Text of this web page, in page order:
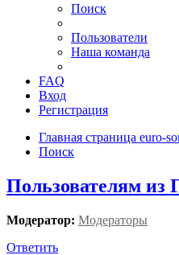
Поиск
Пользователи
Наша команда
FAQ
Вход
Регистрация
Главная страница euro-
Поиск
Пользователям из
Модератор: Модераторы
Ответить